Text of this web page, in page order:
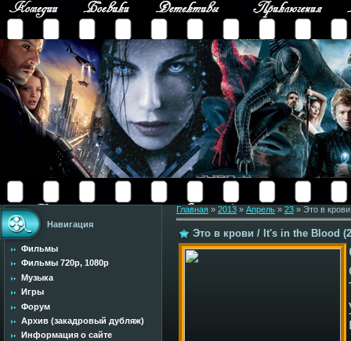
Навигация
Фильмы
Фильмы 720p, 1080p
Музыка
Игры
Форум
Архив (закадровый дубляж)
Информация о сайте
Главная » 2013 » Апрель » 23 » Это в
Это в крови / It's in the Blood